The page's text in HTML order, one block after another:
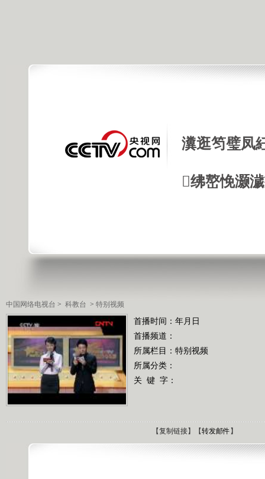
瀵逛笉璧凤
绋嶅悗灏
中国网络电视台 > 科教台 > 特别视频
首播时间：年月日
首播频道：
所属栏目： 特别视频
所属分类：
关 键 字：
【复制链接】【转发邮件 】